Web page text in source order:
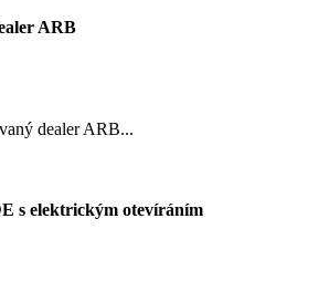
ARB
dealer ARB...
s elektrickým otevíráním